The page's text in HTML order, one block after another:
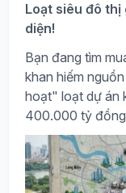
Loạt siêu đô
diện!
Bạn đang tìm
khan hiếm
hoạt" loạt dự án
400.000 tỷ